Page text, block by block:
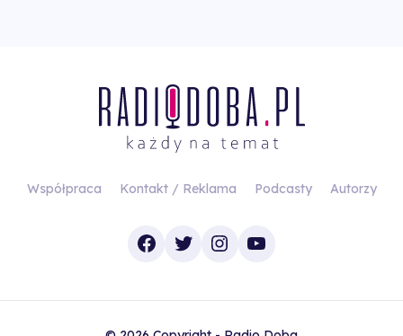
Współpraca Kontakt / Reklama Podcasty Autorzy
Facebook
TwitterInstagram
YouTube